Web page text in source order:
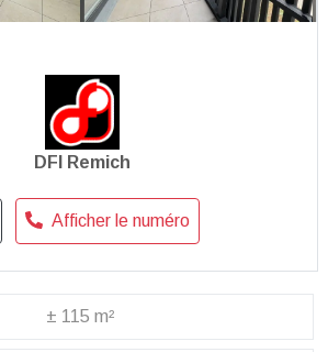
DFI Remich
Afficher le numéro
± 115 m²